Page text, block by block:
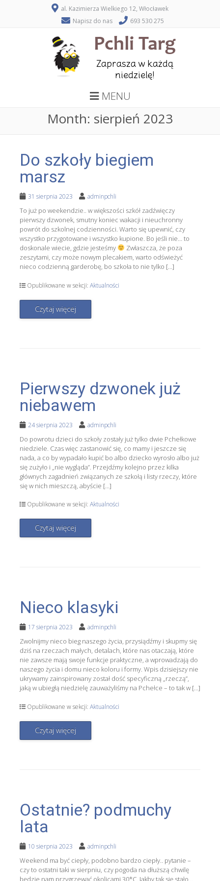
al. Kazimierza Wielkiego 12, Włocławek
Napisz do nas
693 530 275
MENU
Month: sierpień 2023
Do szkoły biegiem
marsz
31 sierpnia 2023 adminpchli
To już po weekendzie.. w większości szkół zadźwięczy
pierwszy dzwonek, smutny koniec wakacji i nieuchronny
powrót do szkolnej codzienności. Warto się upewnić, czy
wszystko przygotowane i wszystko kupione. Bo jeśli nie… to
doskonale wiecie, gdzie jesteśmy
Zwłaszcza, że poza
zeszytami, czy może nowym plecakiem, warto odświeżyć
nieco codzienną garderobę, bo szkoła to nie tylko […]
Opublikowane w sekcji: Aktualności
Czytaj więcej
Pierwszy dzwonek już
niebawem
24 sierpnia 2023 adminpchli
Do powrotu dzieci do szkoły zostały już tylko dwie Pchełkowe
niedziele. Czas więc zastanowić się, co mamy i jeszcze się
nada, a co by wypadało kupić bo albo dziecko wyrosło albo już
się zużyło i „nie wygląda”. Przejdźmy kolejno przez kilka
głównych zagadnień związanych ze szkołą i listy rzeczy, które
się w nich mieszczą, abyście […]
Opublikowane w sekcji: Aktualności
Czytaj więcej
Nieco klasyki
17 sierpnia 2023 adminpchli
Zwolnijmy nieco bieg naszego życia, przysiądźmy i skupmy się
dziś na rzeczach małych, detalach, które nas otaczają, które
nie zawsze mają swoje funkcje praktyczne, a wprowadzają do
naszego życia i domu nieco koloru i formy. Wpis dzisiejszy nie
ukrywamy zainspirowany został dość specyficzną „rzeczą”,
jaką w ubiegłą niedzielę zauważyliśmy na Pchełce – to tak w […]
Opublikowane w sekcji: Aktualności
Czytaj więcej
Ostatnie? podmuchy
lata
10 sierpnia 2023 adminpchli
Weekend ma być ciepły, podobno bardzo ciepły.. pytanie –
czy to ostatni taki w sierpniu, czy pogoda na dłuższą chwilę
będzie nam przygrzewać okolicami 30*C. Jakby tak się stało…